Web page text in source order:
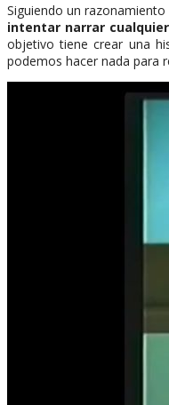
Siguiendo un
intentar narrar
objetivo tiene crear una
podemos hacer nada para